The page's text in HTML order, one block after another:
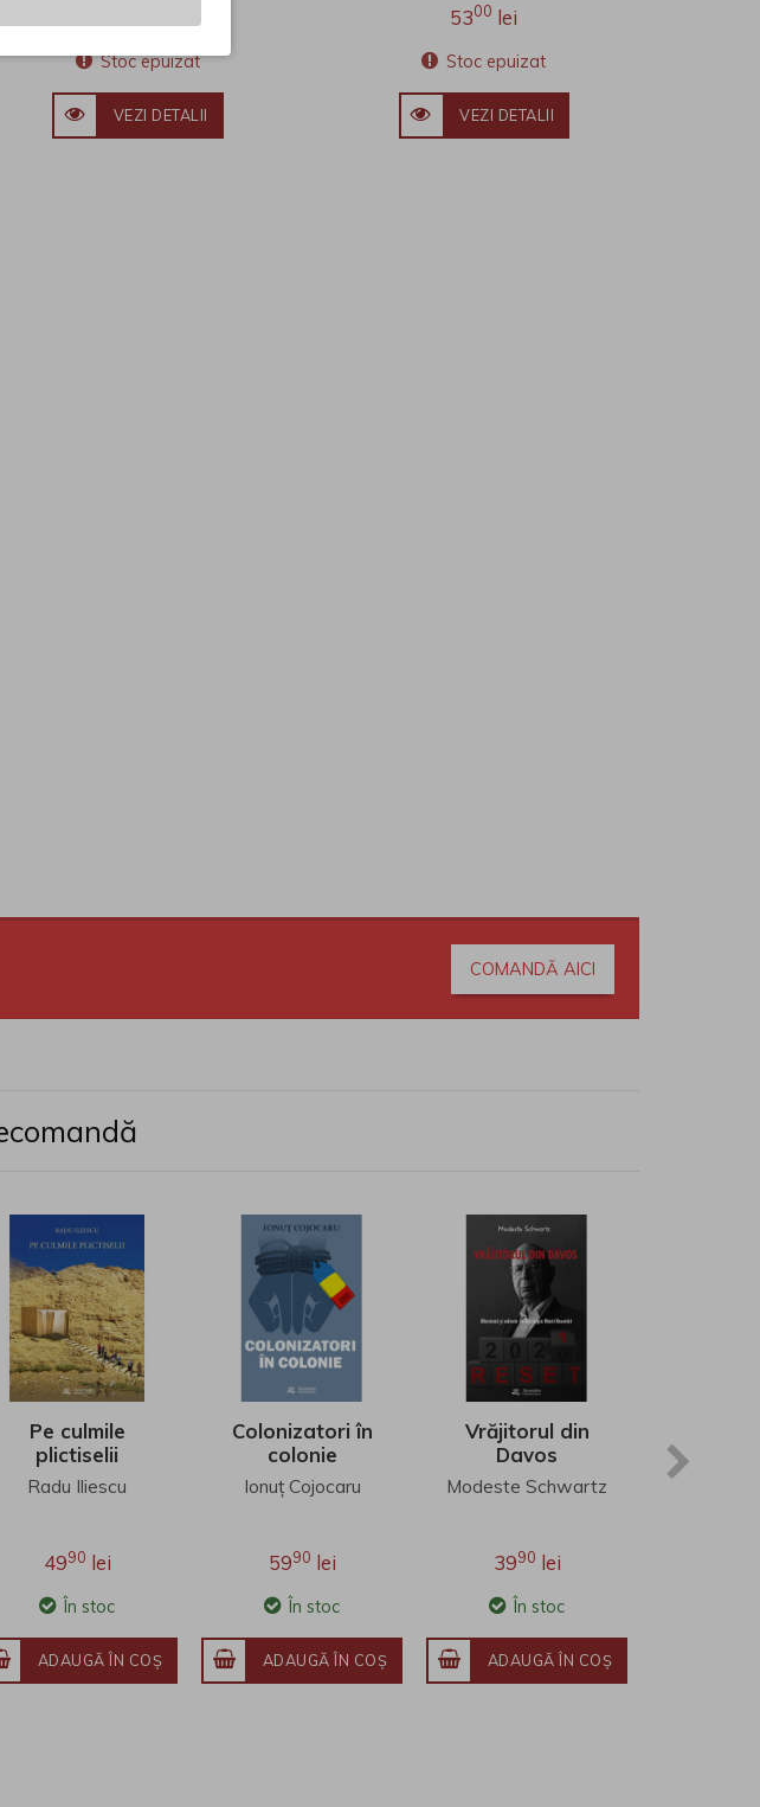
Stoc epuizat
VEZI DETALII
5300 lei
Stoc epuizat
VEZI DETALII
COMANDĂ AICI
Pe culmile
plictiselii
Radu Iliescu
4990 lei
În stoc
ADAUGĂ ÎN COŞ
Colonizatori în
colonie
Ionuţ Cojocaru
5990 lei
În stoc
ADAUGĂ ÎN COŞ
Vrăjitorul din
Davos
Modeste Schwartz
3990 lei
În stoc
ADAUGĂ ÎN COŞ